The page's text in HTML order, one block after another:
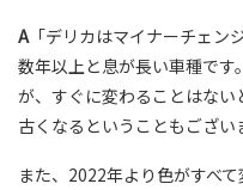
A 「デリカはマイナーチェ
数年以上と息が長い車種で
が、すぐに変わることはな
古くなるということもござい
また、2022年より色がすべ